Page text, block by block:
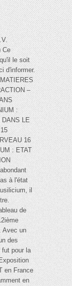
Ce
le soit
d'informer.
–
:
DANS LE
16
: ETAT
à l'état
il
de
Avec un
des
fut pour la
en France
en